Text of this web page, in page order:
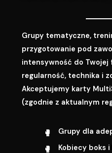
Grupy tematyczne,
przygotowanie pod
intensywność do Twojej
regularność, technika i
Akceptujemy karty
(zgodnie z aktualnym
Grupy dla
Kobiecy boks